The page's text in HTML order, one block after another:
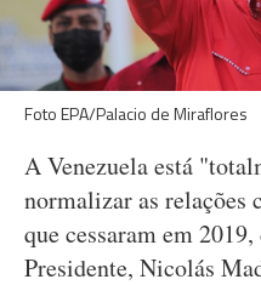
Foto EPA/Palacio de Miraflores
A Venezuela está
normalizar as relações
que cessaram em
Presidente, Nicolás